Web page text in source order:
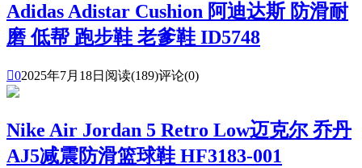
Adidas Adistar Cushion 阿迪达斯 防滑耐
磨 低帮 跑步鞋 老爹鞋 ID5748
02025年7月18日 阅读(189)评论(0)
Nike Air Jordan 5 Retro Low迈克尔 乔丹
AJ5减震防滑篮球鞋 HF3183-001